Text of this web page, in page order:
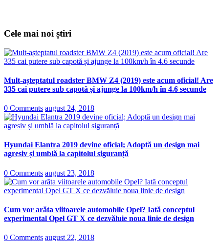
Cele mai noi știri
Mult-așteptatul roadster BMW Z4 (2019) este acum oficial! Are
335 cai putere sub capotă și ajunge la 100km/h în 4.6 secunde
0 Comments august 24, 2018
Hyundai Elantra 2019 devine oficial; Adoptă un design mai
agresiv și umblă la capitolul siguranță
0 Comments august 23, 2018
Cum vor arăta viitoarele automobile Opel? Iată conceptul
experimental Opel GT X ce dezvăluie noua linie de design
0 Comments august 22, 2018